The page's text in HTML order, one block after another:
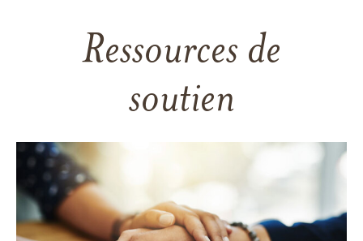
Ressources de
soutien